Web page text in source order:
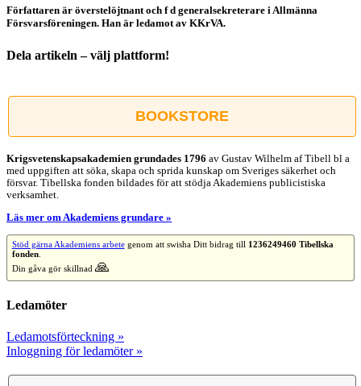
Författaren är överstelöjtnant och f d generalsekreterare i Allmänna
Försvarsföreningen. Han är ledamot av KKrVA.
Dela artikeln – välj plattform!
post
BOOKSTORE
Krigsvetenskap­sakademien grundades 1796 av Gustav Wilhelm af Tibell bl a
med uppgiften att söka, skapa och sprida kunskap om Sveriges säkerhet och
försvar. Tibellska fonden bildades för att stödja Akademiens publicistiska
verksamhet.
Läs mer om Akademiens grundare »
Stöd gärna Akademiens arbetegenom att swisha Ditt bidrag till 1236249460 Tibellska
fonden.
Din gåva gör skillnad 🙏
Ledamöter
Ledamotsförteckning »
Inloggning för ledamöter »